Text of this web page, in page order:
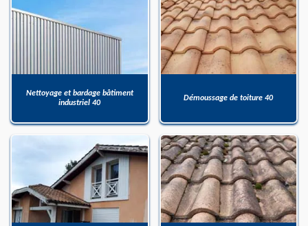
Nettoyage et bardage bâtiment
industriel 40
Démoussage de toiture 40